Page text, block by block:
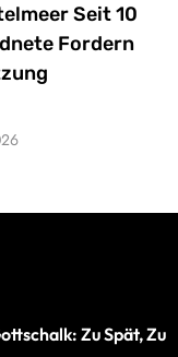
Seit 10
Fordern
Zu Spät, Zu